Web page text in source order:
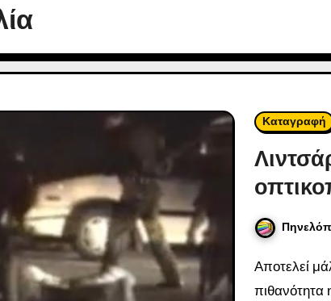
Καταγραφή
Αποτελεί μάλλον καθολική αποδοχή ότι «αν δεν υπήρχαν τα βίντεο,
πιθανότητα